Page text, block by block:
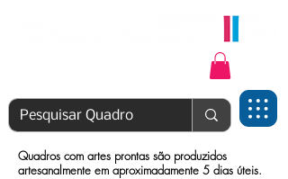
Quadros com artes prontas são produzidos
artesanalmente em aproximadamente 5 dias úteis.